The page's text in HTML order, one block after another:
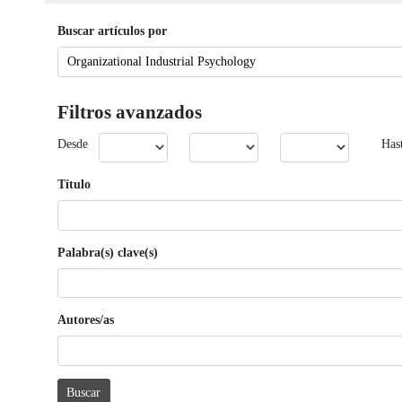
Buscar artículos por
Filtros avanzados
Desde
Título
Palabra(s) clave(s)
Autores/as
Buscar